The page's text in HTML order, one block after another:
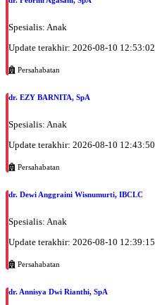
Spesialis: Anak
Update terakhir: 2026-08-10 12:53:02
Persahabatan
dr. EZY BARNITA, SpA
Spesialis: Anak
Update terakhir: 2026-08-10 12:43:50
Persahabatan
dr. Dewi Anggraini Wisnumurti, IBCLC
Spesialis: Anak
Update terakhir: 2026-08-10 12:39:15
Persahabatan
dr. Annisya Dwi Rianthi, SpA